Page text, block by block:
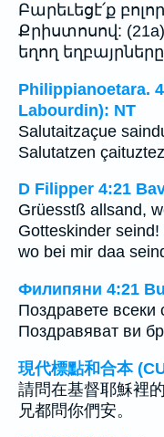
Բարեւեցէ՛ք
Քրիստոսով:
եղող
Philippianoetara.
Labourdin): NT
Salutaitzaçue
Salutatzen
D Filipper 4:21
Grüesstß allsand,
Gotteskinder
wo bei mir daa
Филипяни 4:21
Поздравете всеки
Поздравяват ви
現代標點和合本
請問在基督耶穌裡
兄都問你們安。